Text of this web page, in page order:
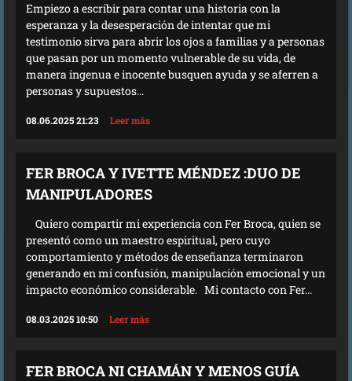
Empiezo a escribir para contar una historia con la
esperanza y la desesperación de intentar que mi
testimonio sirva para abrir los ojos a familias y a personas
que pasan por un momento vulnerable de su vida, de
manera ingenua e inocente busquen ayuda y se aferren a
personas y supuestos...
08.06.2025 21:23 Leer más
FER BROCA Y IVETTE MÉNDEZ :DUO DE
MANIPULADORES
Quiero compartir mi experiencia con Fer Broca, quien se
presentó como un maestro espiritual, pero cuyo
comportamiento y métodos de enseñanza terminaron
generando en mí confusión, manipulación emocional y un
impacto económico considerable. Mi contacto con Fer...
08.03.2025 10:50 Leer más
FER BROCA NI CHAMÁN Y MENOS GUÍA